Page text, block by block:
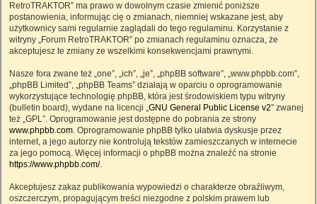
RetroTRAKTOR” ma prawo w dowolnym czasie zmienić poniższe
postanowienia, informując cię o zmianach, niemniej wskazane jest, aby
użytkownicy sami regularnie zaglądali do tego regulaminu. Korzystanie z
witryny „Forum RetroTRAKTOR” po zmianach regulaminu oznacza, że
akceptujesz te zmiany ze wszelkimi konsekwencjami prawnymi.
Nasze fora zwane też „one”, „ich”, „je”, „phpBB software”, „www.phpbb.com”,
„phpBB Limited”, „phpBB Teams” działają w oparciu o oprogramowanie
wykorzystujące technologię phpBB, która jest środowiskiem typu witryny
(bulletin board), wydane na licencji „GNU General Public License v2” zwanej
też „GPL”. Oprogramowanie jest dostępne do pobrania ze strony
www.phpbb.com. Oprogramowanie phpBB tylko ułatwia dyskusje przez
internet, a jego autorzy nie kontrolują tekstów zamieszczanych w internecie
za jego pomocą. Więcej informacji o phpBB można znaleźć na stronie
https://www.phpbb.com/.
Akceptujesz zakaz publikowania wypowiedzi o charakterze obraźliwym,
oszczerczym, propagującym treści niezgodne z polskim prawem lub